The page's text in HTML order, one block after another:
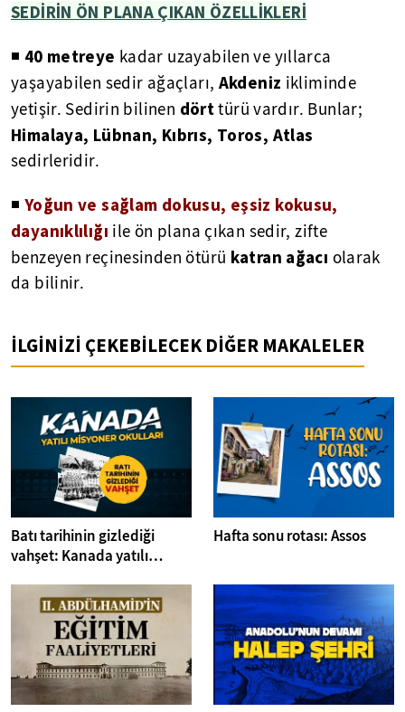
SEDİRİN ÖN PLANA ÇIKAN ÖZELLİKLERİ
◾ 40 metreye kadar uzayabilen ve yıllarca
yaşayabilen sedir ağaçları, Akdeniz ikliminde
yetişir. Sedirin bilinen dörttürü vardır. Bunlar;
Himalaya, Lübnan, Kıbrıs, Toros, Atlas
sedirleridir.
◾ Yoğun ve sağlam dokusu, eşsiz kokusu,
dayanıklılığı ile ön plana çıkan sedir, zifte
benzeyen reçinesinden ötürü katran ağacı olarak
da bilinir.
İLGİNİZİ ÇEKEBİLECEK DİĞER MAKALELER
Batı tarihinin gizlediği
vahşet: Kanada yatılı
Hafta sonu rotası: Assos